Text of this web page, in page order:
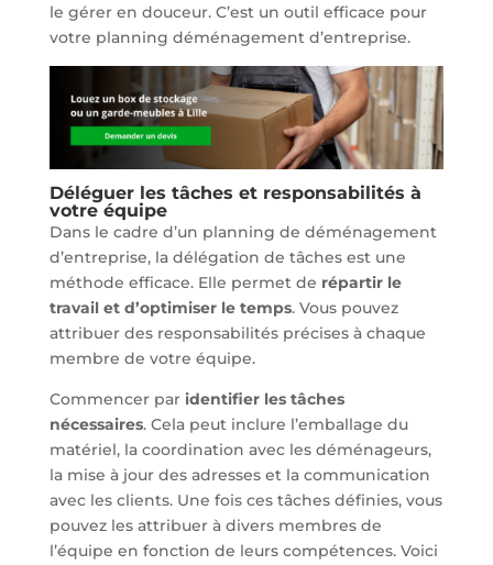
le gérer en douceur. C’est un outil efficace pour
votre planning déménagement d’entreprise.
Déléguer les tâches et responsabilités à
votre équipe
Dans le cadre d’un planning de déménagement
d’entreprise, la délégation de tâches est une
méthode efficace. Elle permet de répartir le
travail et d’optimiser le temps. Vous pouvez
attribuer des responsabilités précises à chaque
membre de votre équipe.
Commencer par identifier les tâches
nécessaires. Cela peut inclure l’emballage du
matériel, la coordination avec les déménageurs,
la mise à jour des adresses et la communication
avec les clients. Une fois ces tâches définies, vous
pouvez les attribuer à divers membres de
l’équipe en fonction de leurs compétences. Voici